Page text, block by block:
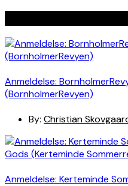
Anmeldelse:
(BornholmerRevyen)
By: Christian
Anmeldelse: Kerteminde